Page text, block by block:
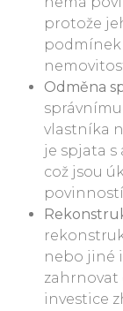
protože
Odměna
vlastníka
je spjata
což jsou
nebo jiné
zahrnovat
investice